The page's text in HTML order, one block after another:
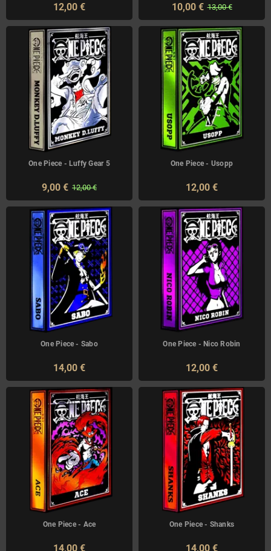
12,00 € 10,00 € 13,00 €
One Piece - Luffy Gear 5
9,00 € 12,00 €
One Piece - Usopp
12,00 €
One Piece - Sabo
14,00 €
One Piece - Nico Robin
12,00 €
One Piece - Ace
14,00 €
One Piece - Shanks
14,00 €